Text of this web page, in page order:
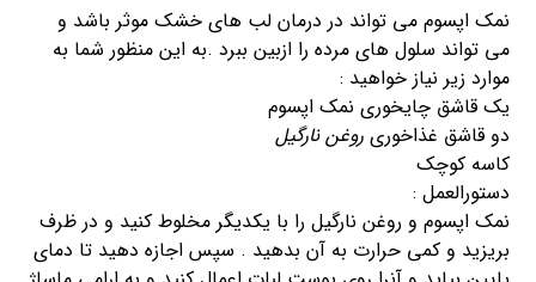
نمک اپسوم می تواند در درمان لب های خشک موثر باشد و
می تواند سلول های مرده را ازبین ببرد .به این منظور شما به
موارد زیر نیاز خواهید :
یک قاشق چایخوری نمک اپسوم
دو قاشق غذاخوریروغن نارگیل
کاسه کوچک
دستورالعمل :
نمک اپسوم و روغن نارگیل را با یکدیگر مخلوط کنید و در ظرف
بریزید و کمی حرارت به آن بدهید . سپس اجازه دهید تا دمای